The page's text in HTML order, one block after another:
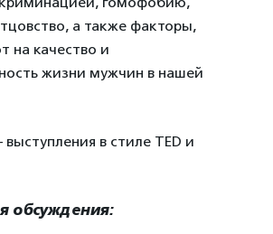
а также факторы,
на качество и
жизни мужчин в нашей
в стиле TED и
обсуждения: